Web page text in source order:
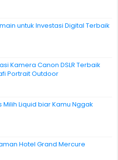
untuk Investasi Digital Terbaik
Kamera Canon DSLR Terbaik
Portrait Outdoor
Milih Liquid biar Kamu Nggak
Hotel Grand Mercure